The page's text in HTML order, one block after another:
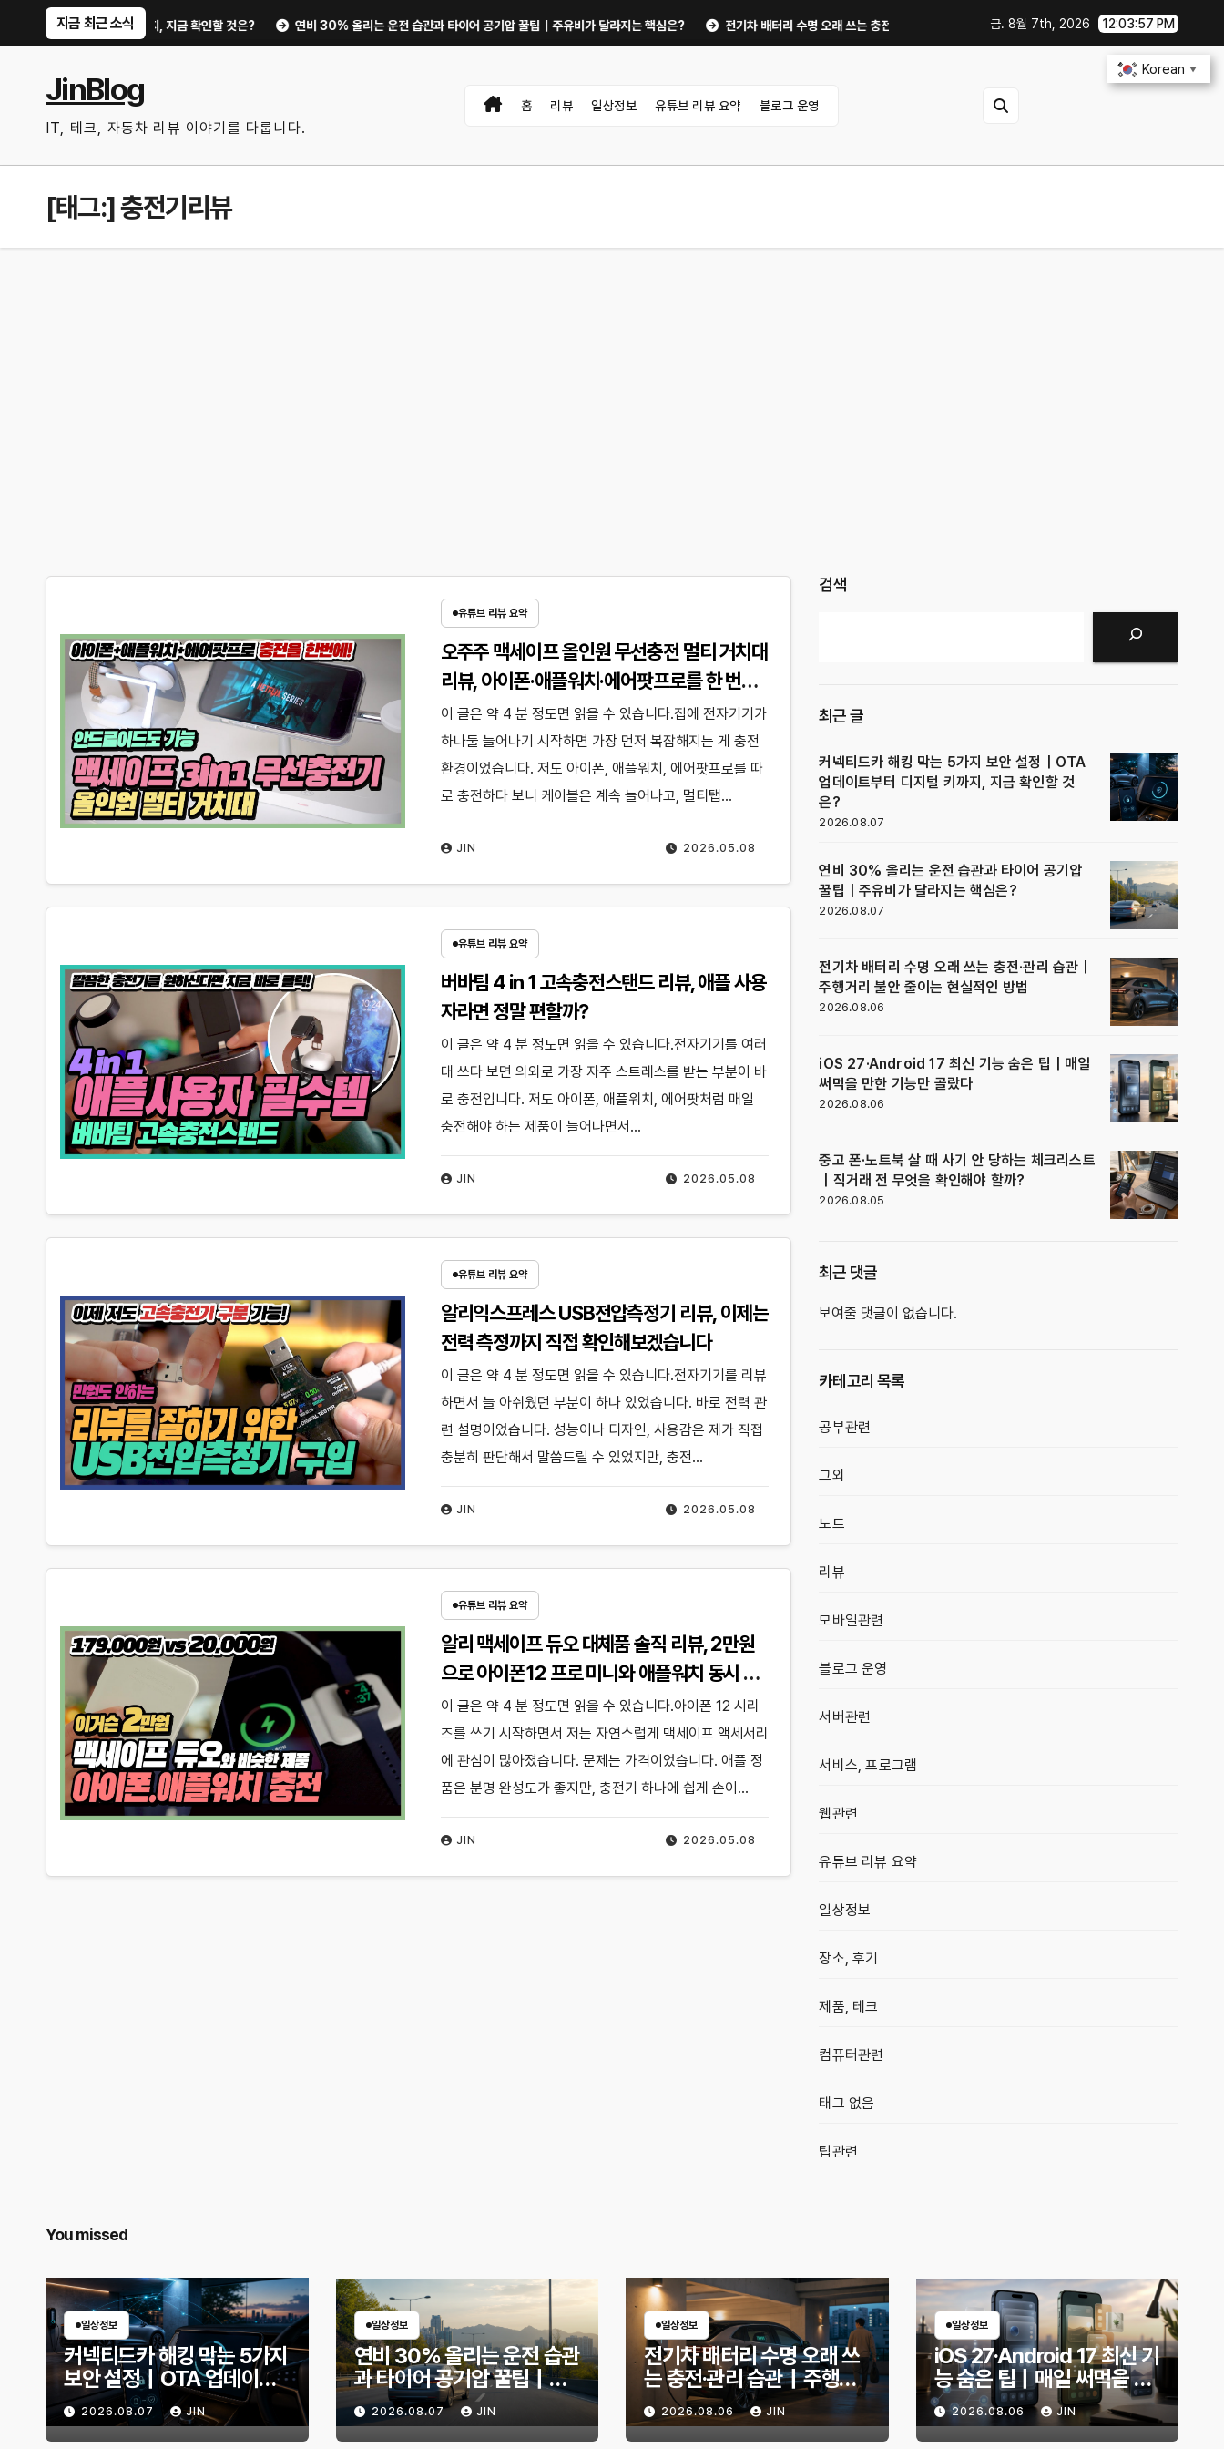
지금 최근 소식
부터 디지털 키까지, 지금 확인할 것은? 연비 30% 올리는 운전 습관과 타이어 공기압 꿀팁｜주유비가 달라지는 핵심은? 전기차 배터리 수명 오래 쓰는 충전·관리 습관｜주행거리 불안 줄이는 현실적인 방법 iOS 27·Android 17
금. 8월 7th, 2026 12:03:58 PM
JinBlog
IT, 테크, 자동차 리뷰 이야기를 다룹니다.
홈 리뷰 일상정보 유튜브 리뷰 요약 블로그 운영
[태그:]충전기리뷰
유튜브 리뷰 요약
오주주 맥세이프 올인원 무선충전 멀티 거치대
리뷰, 아이폰·애플워치·에어팟프로를 한 번에
정리한 3in1 충전기
2026.05.08
JIN
이 글은 약 4 분 정도면 읽을 수 있습니다.집에 전자기기가
하나둘 늘어나기 시작하면 가장 먼저 복잡해지는 게 충전
환경이었습니다. 저도 아이폰, 애플워치, 에어팟프로를 따
로 충전하다 보니 케이블은 계속 늘어나고, 멀티탭…
유튜브 리뷰 요약
버바팀 4 in 1 고속충전스탠드 리뷰, 애플 사용
자라면 정말 편할까?
2026.05.08
JIN
이 글은 약 4 분 정도면 읽을 수 있습니다.전자기기를 여러
대 쓰다 보면 의외로 가장 자주 스트레스를 받는 부분이 바
로 충전입니다. 저도 아이폰, 애플워치, 에어팟처럼 매일
충전해야 하는 제품이 늘어나면서…
유튜브 리뷰 요약
알리익스프레스 USB전압측정기 리뷰, 이제는
전력 측정까지 직접 확인해보겠습니다
2026.05.08
JIN
이 글은 약 4 분 정도면 읽을 수 있습니다.전자기기를 리뷰
하면서 늘 아쉬웠던 부분이 하나 있었습니다. 바로 전력 관
련 설명이었습니다. 성능이나 디자인, 사용감은 제가 직접
충분히 판단해서 말씀드릴 수 있었지만, 충전…
유튜브 리뷰 요약
알리 맥세이프 듀오 대체품 솔직 리뷰, 2만원
으로 아이폰12 프로 미니와 애플워치 동시 충
전해본 후기
2026.05.08
JIN
이 글은 약 4 분 정도면 읽을 수 있습니다.아이폰 12 시리
즈를 쓰기 시작하면서 저는 자연스럽게 맥세이프 액세서리
에 관심이 많아졌습니다. 문제는 가격이었습니다. 애플 정
품은 분명 완성도가 좋지만, 충전기 하나에 쉽게 손이…
검색
최근 글
커넥티드카 해킹 막는 5가지 보안 설정｜OTA
업데이트부터 디지털 키까지, 지금 확인할 것
은?
2026.08.07
연비 30% 올리는 운전 습관과 타이어 공기압
꿀팁｜주유비가 달라지는 핵심은?
2026.08.07
전기차 배터리 수명 오래 쓰는 충전·관리 습관｜
주행거리 불안 줄이는 현실적인 방법
2026.08.06
iOS 27·Android 17 최신 기능 숨은 팁｜매일
써먹을 만한 기능만 골랐다
2026.08.06
중고 폰·노트북 살 때 사기 안 당하는 체크리스트
｜직거래 전 무엇을 확인해야 할까?
2026.08.05
최근 댓글
보여줄 댓글이 없습니다.
카테고리 목록
공부관련
그외
노트
리뷰
모바일관련
블로그 운영
서버관련
서비스, 프로그램
웹관련
유튜브 리뷰 요약
일상정보
장소, 후기
제품, 테크
컴퓨터관련
태그 없음
팁관련
You missed
일상정보
커넥티드카 해킹 막는 5가지
보안 설정｜OTA 업데이트
부터 디지털 키까지, 지금 확
인할 것은?
2026.08.07 JIN
일상정보
연비 30% 올리는 운전 습관
과 타이어 공기압 꿀팁｜주
유비가 달라지는 핵심은?
2026.08.07 JIN
일상정보
전기차 배터리 수명 오래 쓰
는 충전·관리 습관｜주행거
리 불안 줄이는 현실적인 방
법2026.08.06 JIN
일상정보
iOS 27·Android 17 최신 기
능 숨은 팁｜매일 써먹을 만
한 기능만 골랐다
2026.08.06 JIN
Korean ▼